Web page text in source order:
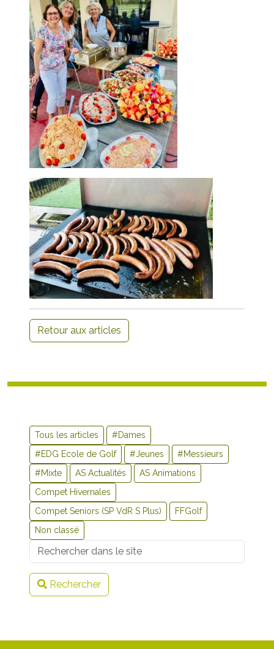
Retour aux articles
Tous les articles
#Dames
#EDG Ecole de Golf
#Jeunes
#Messieurs
#Mixte
AS Actualités
AS Animations
Compet Hivernales
Compet Seniors (SP VdR S Plus)
FFGolf
Non classé
Username
Rechercher